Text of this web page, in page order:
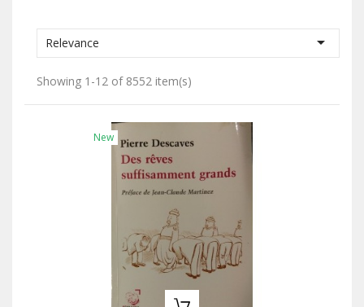
Relevance 
Showing 1-12 of 8552 item(s)
New